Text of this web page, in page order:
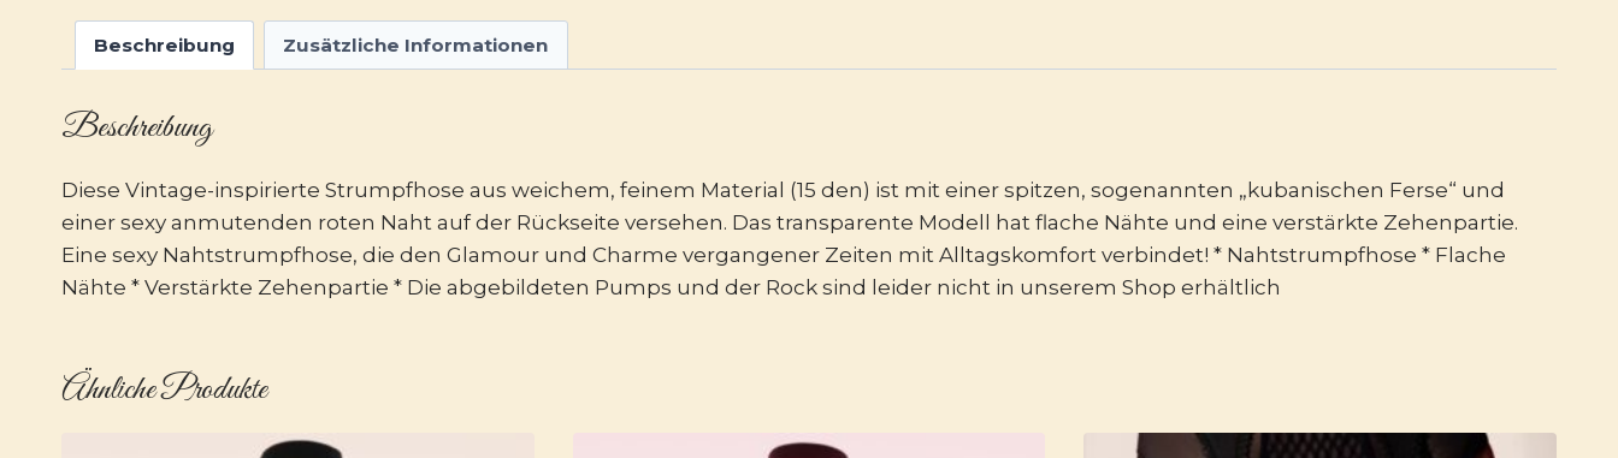
Beschreibung Zusätzliche Informationen
Beschreibung
Diese Vintage-inspirierte Strumpfhose aus weichem, feinem Material (15 den) ist mit einer spitzen, sogenannten „kubanischen Ferse“ und
einer sexy anmutenden roten Naht auf der Rückseite versehen. Das transparente Modell hat flache Nähte und eine verstärkte Zehenpartie.
Eine sexy Nahtstrumpfhose, die den Glamour und Charme vergangener Zeiten mit Alltagskomfort verbindet! * Nahtstrumpfhose * Flache
Nähte * Verstärkte Zehenpartie * Die abgebildeten Pumps und der Rock sind leider nicht in unserem Shop erhältlich
Ähnliche Produkte